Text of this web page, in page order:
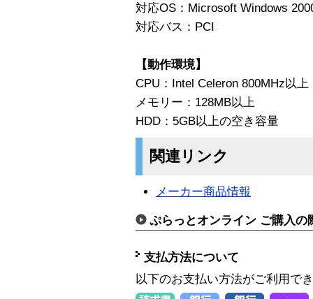
対応OS：Microsoft Windows
対応バス：PCI
【動作環境】
CPU：Intel Celeron 800MHz以上
メモリー：128MB以上
HDD：5GB以上の空き容量
関連リンク
メーカー商品情報
ぷらっとオンライン ご購入の
支払方法について
以下のお支払い方法がご利用で